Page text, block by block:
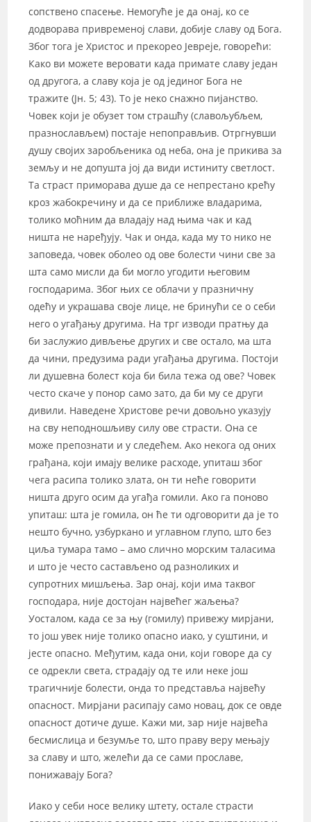
сопствено спасење. Немогуће је да онај, ко се
додворава привременој слави, добије славу од Бога.
Због тога је Христос и прекорео Јевреје, говорећи:
Како ви можете веровати када примате славу један
од другога, а славу која је од јединог Бога не
тражите (Јн. 5; 43). То је неко снажно пијанство.
Човек који је обузет том страшћу (славољубљем,
празнослављем) постаје непоправљив. Отргнувши
душу својих заробљеника од неба, она је прикива за
земљу и не допушта јој да види истиниту светлост.
Та страст приморава душе да се непрестано крећу
кроз жабокречину и да се приближе владарима,
толико моћним да владају над њима чак и кад
ништа не наређују. Чак и онда, када му то нико не
заповеда, човек оболео од ове болести чини све за
шта само мисли да би могло угодити његовим
господарима. Због њих се облачи у празничну
одећу и украшава своје лице, не бринући се о себи
него о угађању другима. На трг изводи пратњу да
би заслужио дивљење других и све остало, ма шта
да чини, предузима ради угађања другима. Постоји
ли душевна болест која би била тежа од ове? Човек
често скаче у понор само зато, да би му се други
дивили. Наведене Христове речи довољно указују
на сву неподношљиву силу ове страсти. Она се
може препознати и у следећем. Ако некога од оних
грађана, који имају велике расходе, упиташ због
чега расипа толико злата, он ти неће говорити
ништа друго осим да угађа гомили. Ако га поново
упиташ: шта је гомила, он ће ти одговорити да је то
нешто бучно, узбуркано и углавном глупо, што без
циља тумара тамо – амо слично морским таласима
и што је често састављено од разноликих и
супротних мишљења. Зар онај, који има таквог
господара, није достојан највећег жаљења?
Уосталом, када се за њу (гомилу) привежу мирјани,
то још увек није толико опасно иако, у суштини, и
јесте опасно. Међутим, када они, који говоре да су
се одрекли света, страдају од те или неке још
трагичније болести, онда то представља највећу
опасност. Мирјани расипају само новац, док се овде
опасност дотиче душе. Кажи ми, зар није највећа
бесмислица и безумље то, што праву веру мењају
за славу и што, желећи да се сами прославе,
понижавају Бога?
Иако у себи носе велику штету, остале страсти